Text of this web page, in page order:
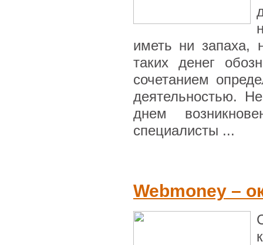
иметь ни запаха,
таких денег
сочетанием
деятельностью.
днем
специалисты ...
Webmoney –